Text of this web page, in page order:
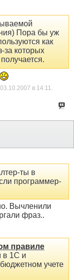
Пора бы уж
как
за которых
в 14:11.
ты в
программер-
Вычленили
фраз..
правиле
в 1С и
учете